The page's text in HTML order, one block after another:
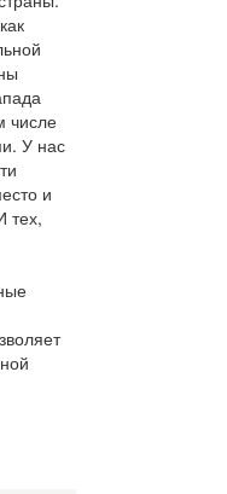
числе
У нас
и
тех,